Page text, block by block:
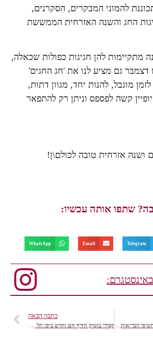
להמוני המבקרים, הסקרנים,
החג והשנה האזרחית הממששת
מתקיימות להן חגיגות כפולות שכאלה,
דצמבר גם מציע לנו את 'חג החגים'
מוגבל, להנות יחד, מגוון דתות,
קשה לפספס וניתן רק להתפאר
ושנה אזרחית טובה לכולם\ן!
שתפו אותה עכשיו:
Telegram
Email
WhatsApp
כתבה הבאה